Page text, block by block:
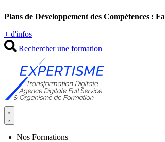
au
Plans de Développement des Compétences :
+ d'infos
Rechercher une formation
Nos Formations